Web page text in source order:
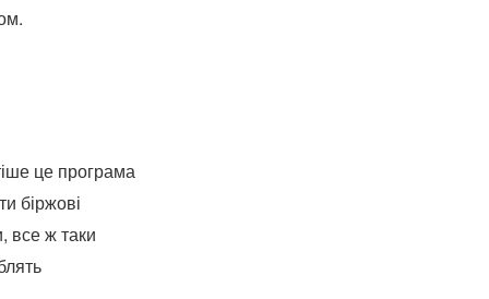
це програма
біржові
все ж таки